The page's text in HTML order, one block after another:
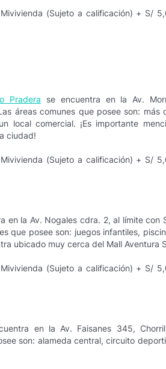
(Sujeto a calificación) + S/
Pradera se encuentra en la Av.
áreas comunes que posee son:
local comercial. ¡Es importante
ciudad!
(Sujeto a calificación) + S/
en la Av. Nogales cdra. 2, al límite
que posee son: juegos infantiles,
ubicado muy cerca del Mall Aventura
(Sujeto a calificación) + S/
en la Av. Faisanes 345,
son: alameda central, circuito